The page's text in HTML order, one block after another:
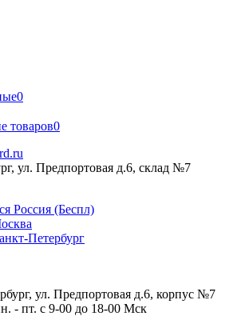
0
товаров0
ул. Предпортовая д.6, склад №7
Россия (Беспл)
Петербург
ул. Предпортовая д.6, корпус №7
- пт. с 9-00 до 18-00 Мск